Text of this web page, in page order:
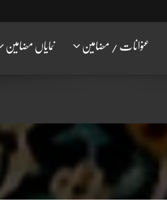
عنوانات / مضامین نمایاں مضامین